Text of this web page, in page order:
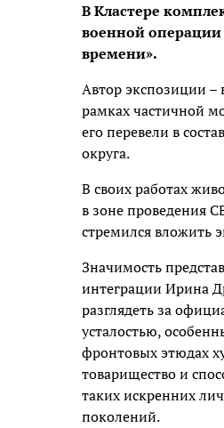
В Кластере
военной операции
времени».
Автор экспозиции
рамках частичной
его перевели в
округа.
В своих работах
в зоне проведения
стремился вложить
Значимость
интеграции Ирина
разглядеть за
усталостью,
фронтовых этюдах
товарищество и
таких искренних
поколений.